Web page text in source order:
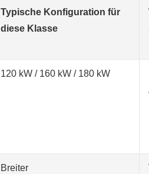
Typische Konfiguration für
diese Klasse
120 kW / 160 kW / 180 kW
Breiter